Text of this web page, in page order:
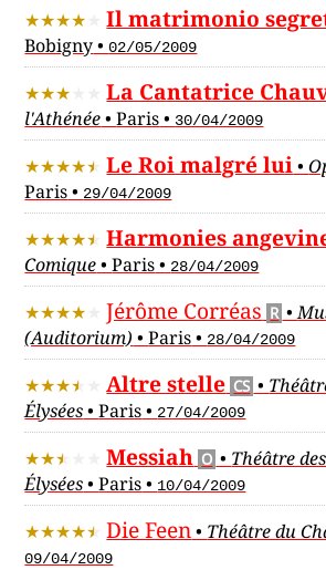
Il matrimonio
Bobigny•02/05/2009
La Cantatrice
l'Athénée•Paris• 30/04/2009
Le Roi malgré lui•
Paris• 29/04/2009
Harmonies
Comique•Paris• 28/04/2009
Jérôme Corréas R •
(Auditorium) •Paris• 28/04/2009
Altre stelle CS •
Élysées•Paris• 27/04/2009
Messiah O • Théâtre
Élysées•Paris• 10/04/2009
Die Feen• Théâtre du
09/04/2009